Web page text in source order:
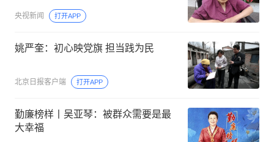
央视新闻 打开APP
姚严奎：初心映党旗 担当践为民
北京日报客户端 打开APP
勤廉榜样丨吴亚琴：被群众需要是最
大幸福